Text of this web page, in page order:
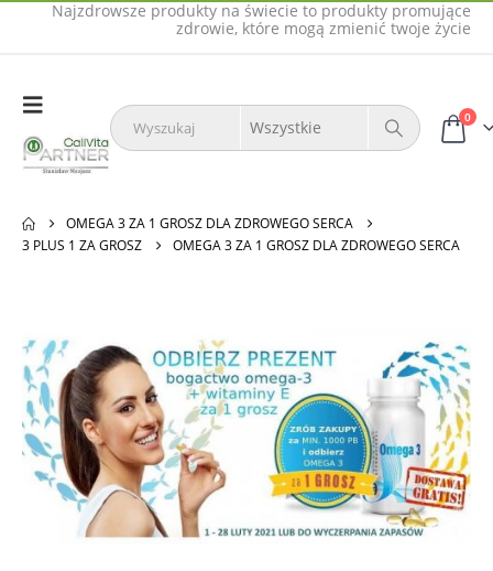
Najzdrowsze produkty na świecie to produkty promujące
zdrowie, które mogą zmienić twoje życie
0
OMEGA 3 ZA 1 GROSZ DLA ZDROWEGO SERCA
3 PLUS 1 ZA GROSZ
OMEGA 3 ZA 1 GROSZ DLA ZDROWEGO SERCA